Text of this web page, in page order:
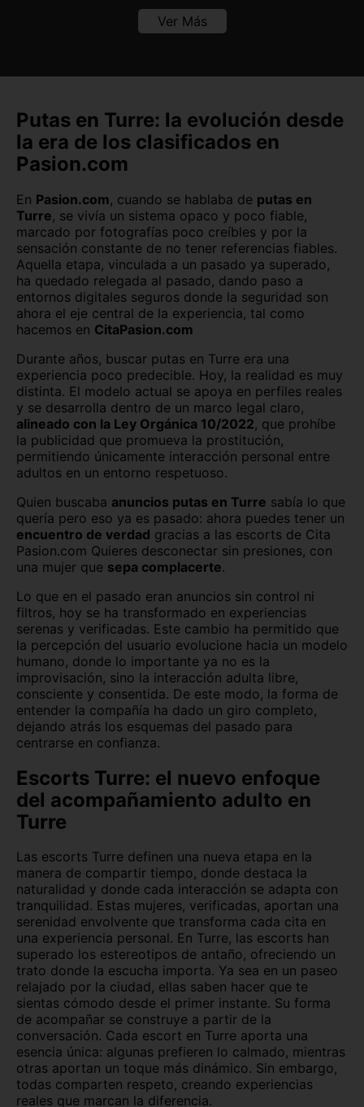
Barcelona capital
Cádiz capital Castellón capital
Ceuta capital Ciudad Real capital
Córdoba capital Cuenca capital
Guadalajara capital Huelva capital
Huesca capital Jaén capital
Las Palmas León capital
Lleida capital Logroño
Málaga capital Melilla capital
Murcia capital Ourense capital
Oviedo Palencia capital
Pontevedra capital Salamanca capital
San Sebastián Santa Cruz de Tenerife
Santander Segovia capital
Sevilla capital Soria capital
Tarragona capital Teruel capital
Toledo capital Valencia capital
Valladolid capital Vitoria
Ver Más
Putas en Turre: la evolución desde
la era de los clasificados en
Pasion.com
En Pasion.com, cuando se hablaba de putas en
Turre, se vivía un sistema opaco y poco fiable,
marcado por fotografías poco creíbles y por la
sensación constante de no tener referencias fiables.
Aquella etapa, vinculada a un pasado ya superado,
ha quedado relegada al pasado, dando paso a
entornos digitales seguros donde la seguridad son
ahora el eje central de la experiencia, tal como
hacemos en CitaPasion.com
Durante años, buscar putas en Turre era una
experiencia poco predecible. Hoy, la realidad es muy
distinta. El modelo actual se apoya en perfiles reales
y se desarrolla dentro de un marco legal claro,
alineado con la Ley Orgánica 10/2022, que prohíbe
la publicidad que promueva la prostitución,
permitiendo únicamente interacción personal entre
adultos en un entorno respetuoso.
Quien buscaba anuncios putas en Turre sabía lo que
quería pero eso ya es pasado: ahora puedes tener un
encuentro de verdad gracias a las escorts de Cita
Pasion.com Quieres desconectar sin presiones, con
una mujer que sepa complacerte.
Lo que en el pasado eran anuncios sin control ni
filtros, hoy se ha transformado en experiencias
serenas y verificadas. Este cambio ha permitido que
la percepción del usuario evolucione hacia un modelo
humano, donde lo importante ya no es la
improvisación, sino la interacción adulta libre,
consciente y consentida. De este modo, la forma de
entender la compañía ha dado un giro completo,
dejando atrás los esquemas del pasado para
centrarse en confianza.
Escorts Turre: el nuevo enfoque
del acompañamiento adulto en
Turre
Las escorts Turre definen una nueva etapa en la
manera de compartir tiempo, donde destaca la
naturalidad y donde cada interacción se adapta con
tranquilidad. Estas mujeres, verificadas, aportan una
serenidad envolvente que transforma cada cita en
una experiencia personal. En Turre, las escorts han
superado los estereotipos de antaño, ofreciendo un
trato donde la escucha importa. Ya sea en un paseo
relajado por la ciudad, ellas saben hacer que te
sientas cómodo desde el primer instante. Su forma
de acompañar se construye a partir de la
conversación. Cada escort en Turre aporta una
esencia única: algunas prefieren lo calmado, mientras
otras aportan un toque más dinámico. Sin embargo,
todas comparten respeto, creando experiencias
reales que marcan la diferencia.